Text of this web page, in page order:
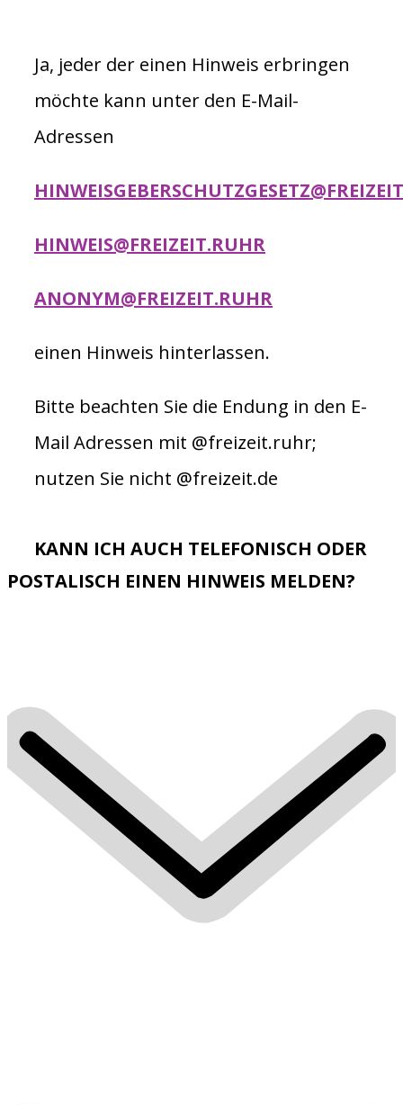
Ja, jeder der einen Hinweis erbringen
möchte kann unter den E-Mail-
Adressen
HINWEIS@FREIZEIT.RUHR
ANONYM@FREIZEIT.RUHR
einen Hinweis hinterlassen.
Bitte beachten Sie die Endung in den E-
Mail Adressen mit @freizeit.ruhr;
nutzen Sie nicht @freizeit.de
KANN ICH AUCH TELEFONISCH ODER
POSTALISCH EINEN HINWEIS MELDEN?